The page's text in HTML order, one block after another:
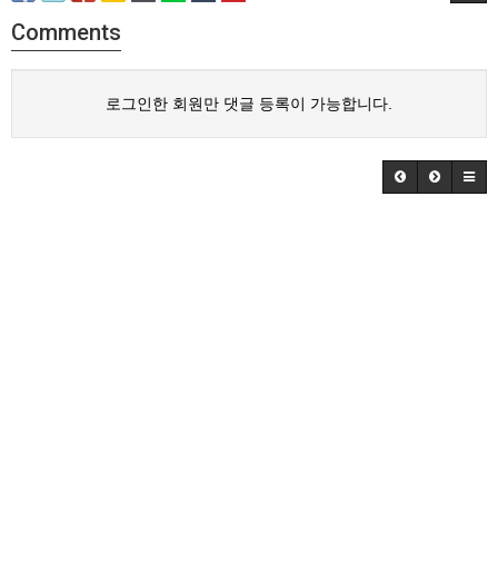
Comments
로그인한 회원만 댓글 등록이 가능합니다.